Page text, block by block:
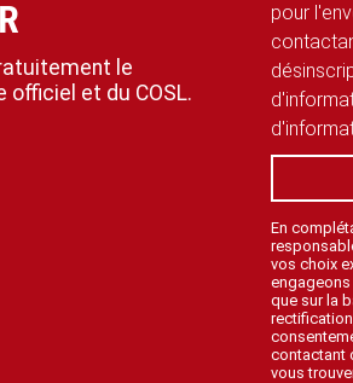
le
officiel et du COSL.
pour
En
vos choix
que sur la
contactant
vous